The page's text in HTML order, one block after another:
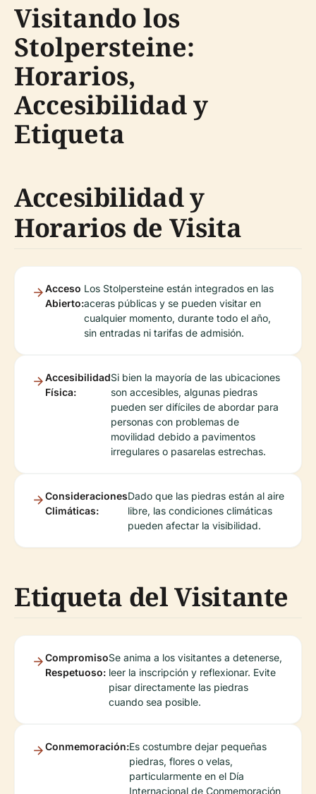
Visitando los
Stolpersteine:
Horarios,
Accesibilidad y
Etiqueta
Accesibilidad y
Horarios de Visita
Acceso
Abierto:
Los Stolpersteine están integrados en las
aceras públicas y se pueden visitar en
cualquier momento, durante todo el año,
sin entradas ni tarifas de admisión.
Accesibilidad
Física:
Si bien la mayoría de las ubicaciones
son accesibles, algunas piedras
pueden ser difíciles de abordar para
personas con problemas de
movilidad debido a pavimentos
irregulares o pasarelas estrechas.
Consideraciones
Climáticas:
Dado que las piedras están al aire
libre, las condiciones climáticas
pueden afectar la visibilidad.
Etiqueta del Visitante
Compromiso
Respetuoso:
Se anima a los visitantes a detenerse,
leer la inscripción y reflexionar. Evite
pisar directamente las piedras
cuando sea posible.
Conmemoración:Es costumbre dejar pequeñas
piedras, flores o velas,
particularmente en el Día
Internacional de Conmemoración